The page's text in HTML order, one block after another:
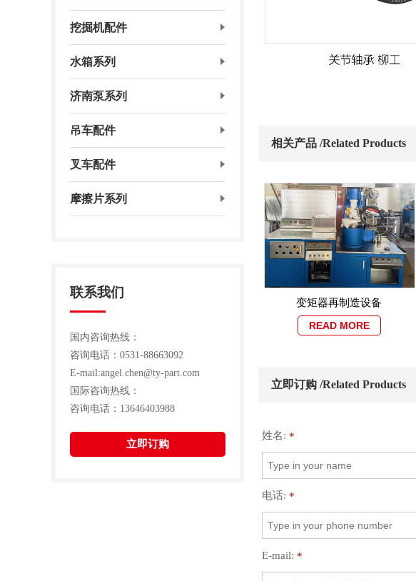
挖掘机配件
水箱系列
济南泵系列
吊车配件
叉车配件
摩擦片系列
联系我们
国内咨询热线：
咨询电话：0531-88663092
E-mail:angel.chen@ty-part.com
国际咨询热线：
咨询电话：13646403988
立即订购
相关产品 /Related Products
变矩器再制造设备
READ MORE
立即订购 /Related Products
姓名: *
电话: *
E-mail: *